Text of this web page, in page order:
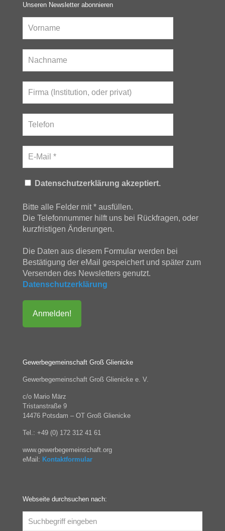
Unseren Newsletter abonnieren
Datenschutzerklärung akzeptiert.
Bitte alle Felder mit * ausfüllen.
Die Telefonnummer hilft uns bei Rückfragen, oder
kurzfristigen Änderungen.
Die Daten aus diesem Formular werden bei
Bestätigung der eMail gespeichert und später zum
Versenden des Newsletters genutzt.
Datenschutzerklärung
Gewerbegemeinschaft Groß Glienicke
Gewerbegemeinschaft Groß Glienicke e. V.
c/o Mario März
Tristanstraße 9
14476 Potsdam – OT Groß Glienicke
Tel.: +49 (0) 172 312 41 61
www.gewerbegemeinschaft.org
eMail: Kontaktformular
Webseite durchsuchen nach: